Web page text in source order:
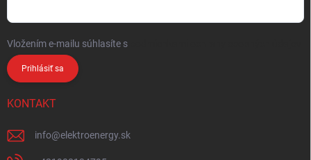
Vložením e-mailu súhlasíte s
Prihlásiť sa
KONTAKT
info@elektroenergy.sk